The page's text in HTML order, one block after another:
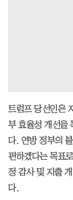
트럼프 당선인은
부 효율성 개선을
다. 연방 정부의
편하겠다는 목표
정 감사 및 지출
다.